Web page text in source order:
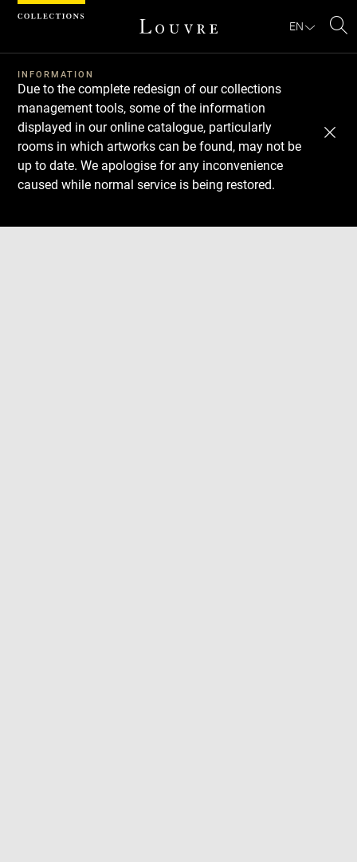
EN
INFORMATION
Due to the complete redesign of our collections
management tools, some of the information
displayed in our online catalogue, particularly
rooms in which artworks can be found, may not be
up to date. We apologise for any inconvenience
caused while normal service is being restored.
Download
Next
Previous
Cookies management panel